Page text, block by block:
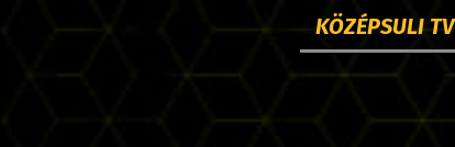
KÖZÉPSULI TV